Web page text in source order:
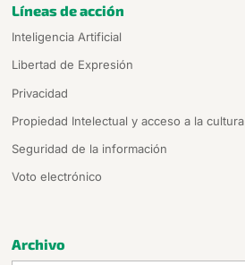
Líneas de acción
Inteligencia Artificial
Libertad de Expresión
Privacidad
Propiedad Intelectual y acceso a la cultura
Seguridad de la información
Voto electrónico
Archivo